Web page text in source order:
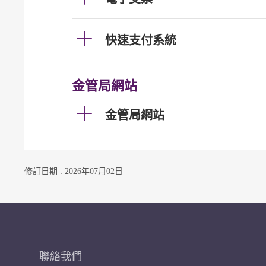
快速支付系統
金管局網站
金管局網站
修訂日期 : 2026年07月02日
聯絡我們